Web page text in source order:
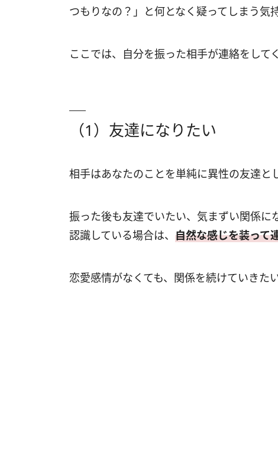
つもりなの？」と何となく疑ってしまう気
ここでは、自分を振った相手が連絡をして
（1）友達になりたい
相手はあなたのことを単純に異性の友達と
振った後も友達でいたい、気まずい関係に
認識している場合は、 自然な感じを装って
恋愛感情がなくても、関係を続けていきた